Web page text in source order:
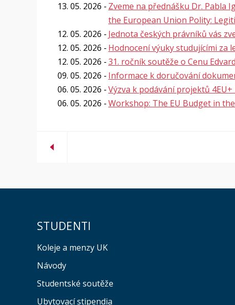
13. 05. 2026
Zveme na přednášku Dr. Pabla
the European Union Polity:
12. 05. 2026
Jednota českých právníků vás
12. 05. 2026
Hodnocení výuky studujícími za
12. 05. 2026
31. ročník soutěže o Cenu
09. 05. 2026
Informace k doručování
06. 05. 2026
Výzva k podávání projektů
06. 05. 2026
Workshop: The EU Budget in
STUDENTI
Koleje a menzy UK
Návody
Studentské soutěže
Ubytovací stipendia